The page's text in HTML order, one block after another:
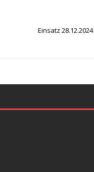
Einsatz 28.12.2024